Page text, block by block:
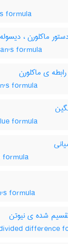
formula
ماکلورن ،
formula
ی ماکلورن
formula
formula
formula
شده ی نیوتن
difference